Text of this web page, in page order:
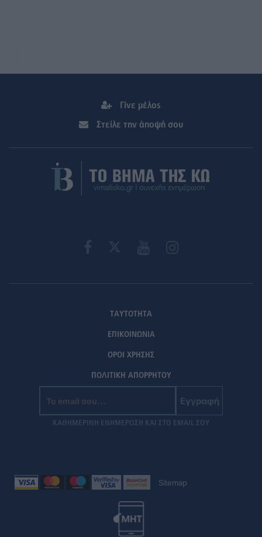
Γίνε μέλος
Στείλε την άποψή σου
ΤΑΥΤΟΤΗΤΑ
ΕΠΙΚΟΙΝΩΝΙΑ
ΟΡΟΙ ΧΡΗΣΗΣ
ΠΟΛΙΤΙΚΗ ΑΠΟΡΡΗΤΟΥ
Εγγραφή
ΚΑΘΗΜΕΡΙΝΗ ΕΝΗΜΕΡΩΣΗ ΚΑΙ ΣΤΟ EMAIL ΣΟΥ
Sitemap